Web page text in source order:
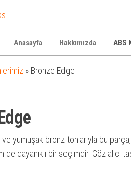
Art
Glass
Anasayfa Hakkımızda ABS
» Bronze Edge
yumuşak bronz tonlarıyla bu
dayanıklı bir seçimdir. Göz alıcı